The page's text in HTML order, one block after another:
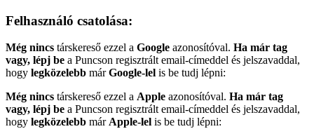
Felhasználó csatolása:
Még nincs társkereső ezzel a Google azonosítóval. Ha már tag
vagy, lépj be a Puncson regisztrált email-címeddel és jelszavaddal,
hogy legközelebb márGoogle-lel is be tudj lépni:
Még nincs társkereső ezzel a Apple azonosítóval. Ha már tag
vagy, lépj be a Puncson regisztrált email-címeddel és jelszavaddal,
hogy legközelebb márApple-lel is be tudj lépni: